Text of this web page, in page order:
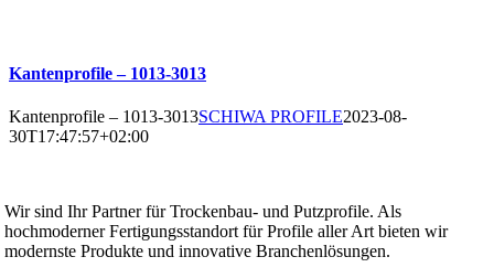
Kantenprofile – 1013-3013
Kantenprofile – 1013-3013SCHIWA PROFILE2023-08-
30T17:47:57+02:00
Wir sind Ihr Partner für Trockenbau- und Putzprofile. Als
hochmoderner Fertigungsstandort für Profile aller Art bieten wir
modernste Produkte und innovative Branchenlösungen.